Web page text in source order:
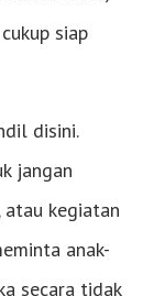
siap
disini.
jangan
atau kegiatan
anak-
secara tidak